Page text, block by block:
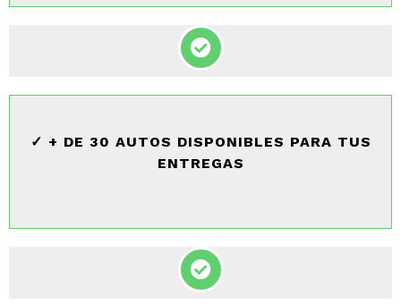
✓ + DE 30 AUTOS DISPONIBLES PARA TUS
ENTREGAS